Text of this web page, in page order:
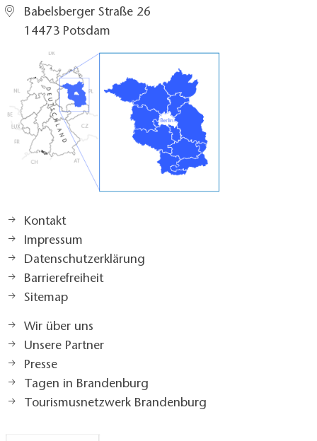
Küche/Kochnische
Terrasse/Balkon
Liegewiese/Garten
Waschmaschine
Familienfreundlich
Barrierefrei
Nichtraucher
Parkplatz
Ladestation E-Bike
Fahrradunterstellung
____________
Check-Out: von 7 Uhr bis 10 Uhr
Mindestaufenthalt: 4 Nächte
Maximale Personenzahl: 4 Personen
Babelsberger Straße 26
14473 Potsdam
Kontakt
Impressum
Datenschutzerklärung
Barrierefreiheit
Sitemap
Wir über uns
Unsere Partner
Presse
Tagen in Brandenburg
Tourismusnetzwerk Brandenburg